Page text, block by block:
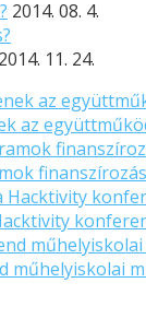
2014. 08. 4.
2014. 11. 24.
az
műhelyiskolai